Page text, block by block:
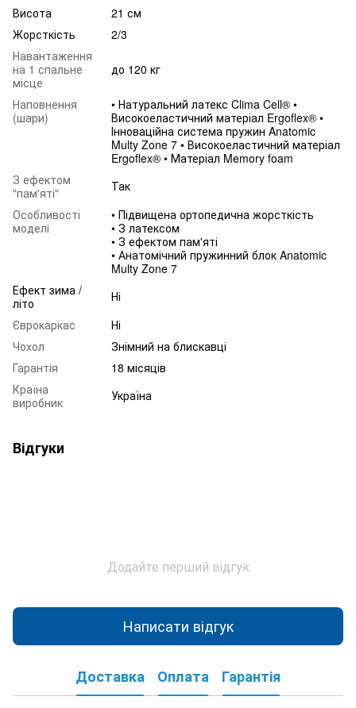
Висота
21 см
Жорсткість
2/3
Навантаження
на 1 спальне
місце
до 120 кг
Наповнення
(шари)
• Натуральний латекс Clima Cell® •
Високоеластичний матеріал Ergoflex® •
Інноваційна система пружин Anatomic
Multy Zone 7 • Високоеластичний матеріал
Ergoflex® • Матеріал Memory foam
З ефектом
"пам'яті"
Так
Особливості
моделі
• Підвищена ортопедична жорсткість
• З латексом
• З ефектом пам'яті
• Анатомічний пружинний блок Anatomic
Multy Zone 7
Ефект зима /
літо
Ні
Єврокаркас
Ні
Чохол
Знімний на блискавці
Гарантія
18 місяців
Країна
виробник
Україна
Відгуки
Додайте перший відгук
Написати відгук
Доставка Оплата Гарантія